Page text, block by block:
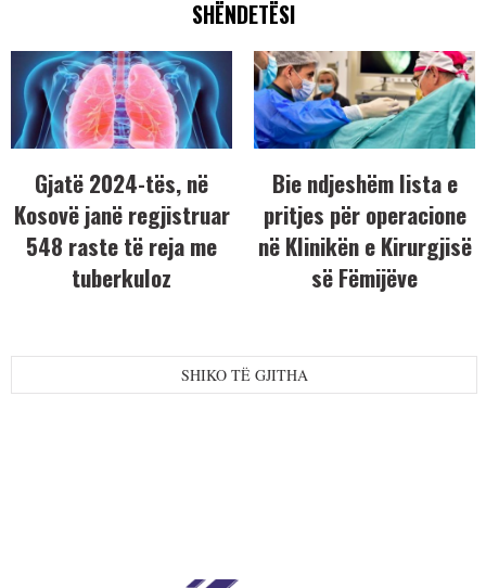
SHËNDETËSI
Gjatë 2024-tës, në
Kosovë janë regjistruar
548 raste të reja me
tuberkuloz
Bie ndjeshëm lista e
pritjes për operacione
në Klinikën e Kirurgjisë
së Fëmijëve
SHIKO TË GJITHA